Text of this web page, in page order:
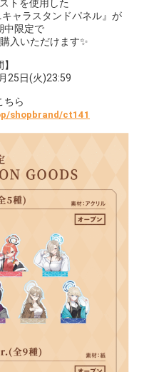
トを使用した
キャラスタンドパネル』が
中限定で
入いただけます✨
25日(火)23:59
ちら
shopbrand/ct141